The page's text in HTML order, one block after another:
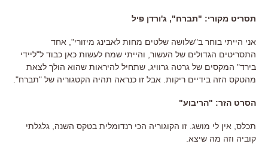
תסריט מקורי: "תברח", ג'ורדן פיל
אני הייתי בוחר ב"שלושה שלטים מחות לאבינג מיזורי", אחד
התסריטים הגדולים של העשור, והייתי שמח לעשות כאן כבוד ל"ליידי
בירד" המקסים של גרטה גרוויג, שתחיל להיראות שהוא הולך לצאת
מהטקס הזה בידיים ריקות. אבל זו כנראה תהיה הקטגוריה של "תברח".
הסרט הזר: "הריבוע"
תכלס, אין לי מושג. זו הקוגוריה הכי רנדומלית בטקס השנה, גלגלתי
קוביה וזה מה שיצא.